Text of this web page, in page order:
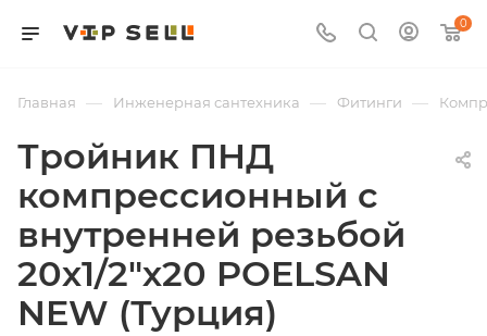
0
Главная — Инженерная сантехника — Фитинги —
Тройник ПНД
компрессионный с
внутренней резьбой
20х1/2"х20 POELSAN
NEW (Турция)